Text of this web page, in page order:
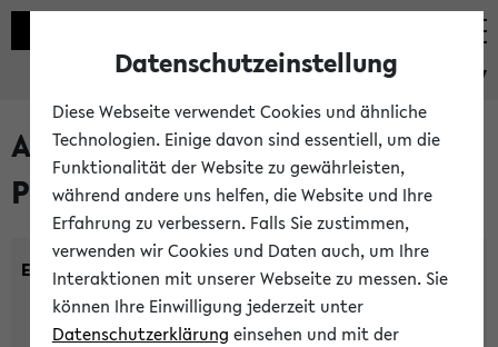
eKVV
Alle noch stattfindenden
Prüfungen
Einrichtung:
Datenschutzeinstellung
Diese Webseite verwendet Cookies und ähnliche
Technologien. Einige davon sind essentiell, um die
Funktionalität der Website zu gewährleisten,
während andere uns helfen, die Website und Ihre
Erfahrung zu verbessern. Falls Sie zustimmen,
verwenden wir Cookies und Daten auch, um Ihre
Interaktionen mit unserer Webseite zu messen. Sie
können Ihre Einwilligung jederzeit unter
Datenschutzerklärung einsehen und mit der